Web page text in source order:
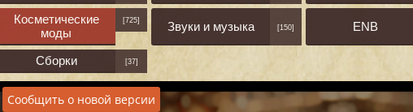
Косметические
моды
[725] Звуки и музыка [150] ENB
Сборки [37]
Сообщить о новой версии